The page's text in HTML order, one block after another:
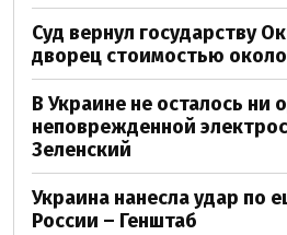
Суд вернул государству
дворец стоимостью
В Украине не осталось ни
неповрежденной
Зеленский
Украина нанесла удар по
России – Генштаб